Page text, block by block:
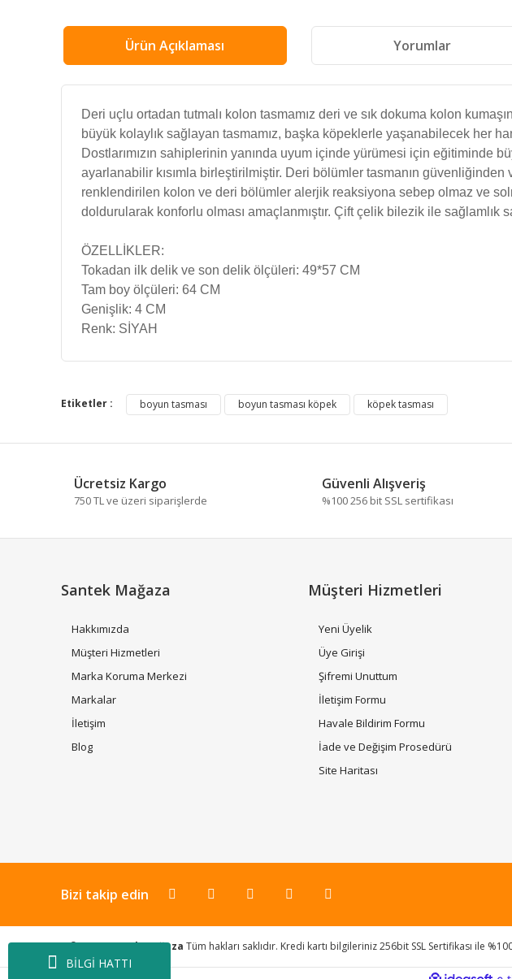
BİLGİ HATTI
Ürün Açıklaması Yorumlar
Deri uçlu ortadan tutmalı kolon tasmamız deri ve sık dokuma kolon
büyük kolaylık sağlayan tasmamız, başka köpeklerle yaşanabilecek her
Dostlarımızın sahiplerinin yanında uyum içinde yürümesi için eğitiminde
ayarlanabilir kısımla birleştirilmiştir. Deri bölümler tasmanın
renklendirilen kolon ve deri bölümler alerjik reaksiyona sebep olmaz ve
doldurularak konforlu olması amaçlanmıştır. Çift çelik bilezik ile sağlamlık
ÖZELLİKLER:
Tokadan ilk delik ve son delik ölçüleri: 49*57 CM
Tam boy ölçüleri: 64 CM
Genişlik: 4 CM
Renk: SİYAH
Görüş ve önerileriniz için teşekkür ederiz.
Ürün resmi kalitesiz, bozuk veya görüntülenemiyor.
Ürün bilgilerinde hatalar bulunuyor.
Ürün fiyatı diğer sitelerden daha pahalı.
Etiketler : boyun tasması boyun tasması köpek köpek tasması
Ücretsiz Kargo
750 TL ve üzeri siparişlerde
Güvenli Alışveriş
%100 256 bit SSL sertifikası
Santek Mağaza
Hakkımızda
Müşteri Hizmetleri
Marka Koruma Merkezi
Markalar
İletişim
Blog
Müşteri Hizmetleri
Yeni Üyelik
Üye Girişi
Şifremi Unuttum
İletişim Formu
Havale Bildirim Formu
İade ve Değişim Prosedürü
Site Haritası
Bizi takip edin
© 2020Santek Mağaza Tüm hakları saklıdır. Kredi kartı bilgileriniz 256bit SSL Sertifikası ile